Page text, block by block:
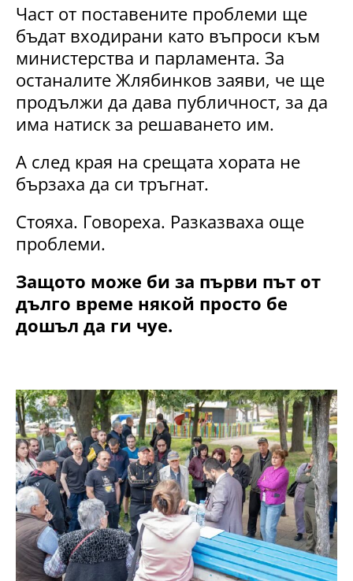
Част от поставените проблеми ще
бъдат входирани като въпроси към
министерства и парламента. За
останалите Жлябинков заяви, че ще
продължи да дава публичност, за да
има натиск за решаването им.
А след края на срещата хората не
бързаха да си тръгнат.
Стояха. Говореха. Разказваха още
проблеми.
Защото може би за първи път от
дълго време някой просто бе
дошъл да ги чуе.